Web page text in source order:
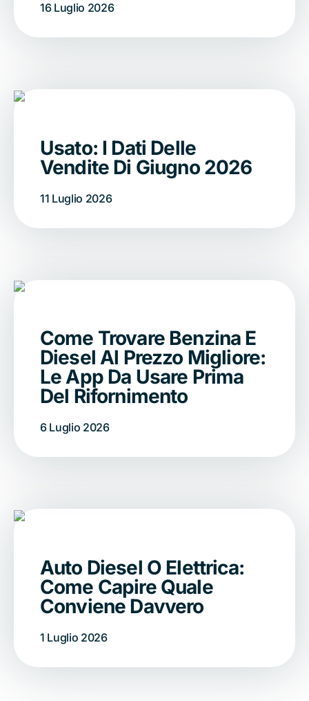
16 Luglio 2026
Usato: I Dati Delle
Vendite Di Giugno 2026
11 Luglio 2026
Come Trovare Benzina E
Diesel Al Prezzo Migliore:
Le App Da Usare Prima
Del Rifornimento
6 Luglio 2026
Auto Diesel O Elettrica:
Come Capire Quale
Conviene Davvero
1 Luglio 2026